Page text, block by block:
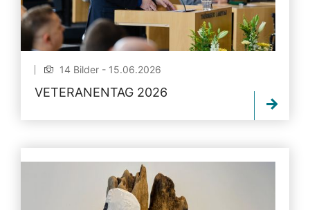
14 Bilder - 15.06.2026
VETERANENTAG 2026